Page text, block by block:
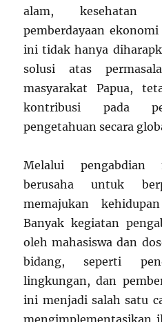
alam, kesehatan
pemberdayaan
ini tidak hanya
solusi atas
masyarakat Papua,
kontribusi pada
pengetahuan secara
Melalui pengabdian
berusaha untuk
memajukan
Banyak kegiatan
oleh mahasiswa dan
bidang, seperti
lingkungan, dan
ini menjadi salah satu